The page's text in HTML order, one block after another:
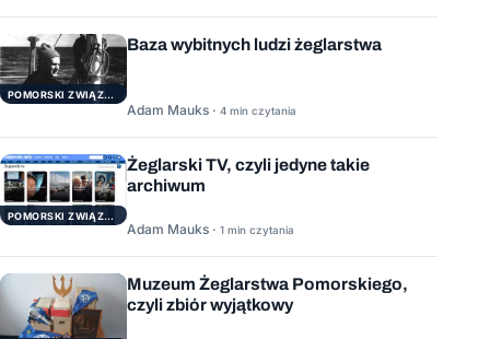
POMORSKI ZWIĄZEK ŻEGLARSKI
Baza wybitnych ludzi żeglarstwa
Adam Mauks · 4 min czytania
POMORSKI ZWIĄZEK ŻEGLARSKI
Żeglarski TV, czyli jedyne takie
archiwum
Adam Mauks · 1 min czytania
Muzeum Żeglarstwa Pomorskiego,
czyli zbiór wyjątkowy